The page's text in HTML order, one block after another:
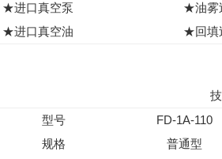
★进口真空泵
★油雾
★进口真空油
★回填
型号
FD-1A-110
规格
普通型